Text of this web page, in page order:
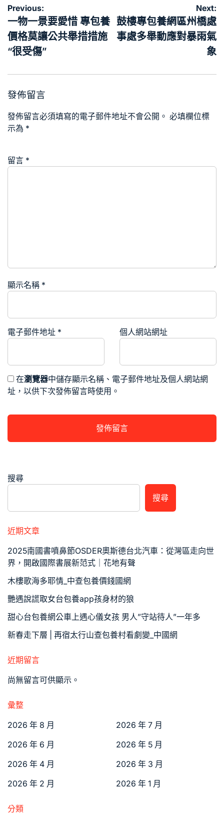
文
章
導
覽
Previous:
一物一景要愛惜 專包養
價格莫讓公共舉措措施
“很受傷”
Next:
鼓樓專包養網區州橋處
事處多舉動應對暴雨氣
象
發佈留言
發佈留言必須填寫的電子郵件地址不會公開。 必填欄位標
示為 *
留言 *
顯示名稱 *
電子郵件地址 * 個人網站網址
在瀏覽器中儲存顯示名稱、電子郵件地址及個人網站網
址，以供下次發佈留言時使用。
搜尋
搜尋
近期文章
2025南國書噴鼻節OSDER奧斯德台北汽車：從灣區走向世
界，開啟國際書展新范式｜花地有聲
木樓歌海多耶情_中查包養價錢國網
艷遇說謊取女台包養app孩身材的狼
甜心台包養網公車上遇心儀女孩 男人”守站待人”一年多
新春走下層 | 再宿太行山查包養村看劇變_中國網
近期留言
尚無留言可供顯示。
彙整
2026 年 8 月
2026 年 7 月
2026 年 6 月
2026 年 5 月
2026 年 4 月
2026 年 3 月
2026 年 2 月
2026 年 1 月
分類